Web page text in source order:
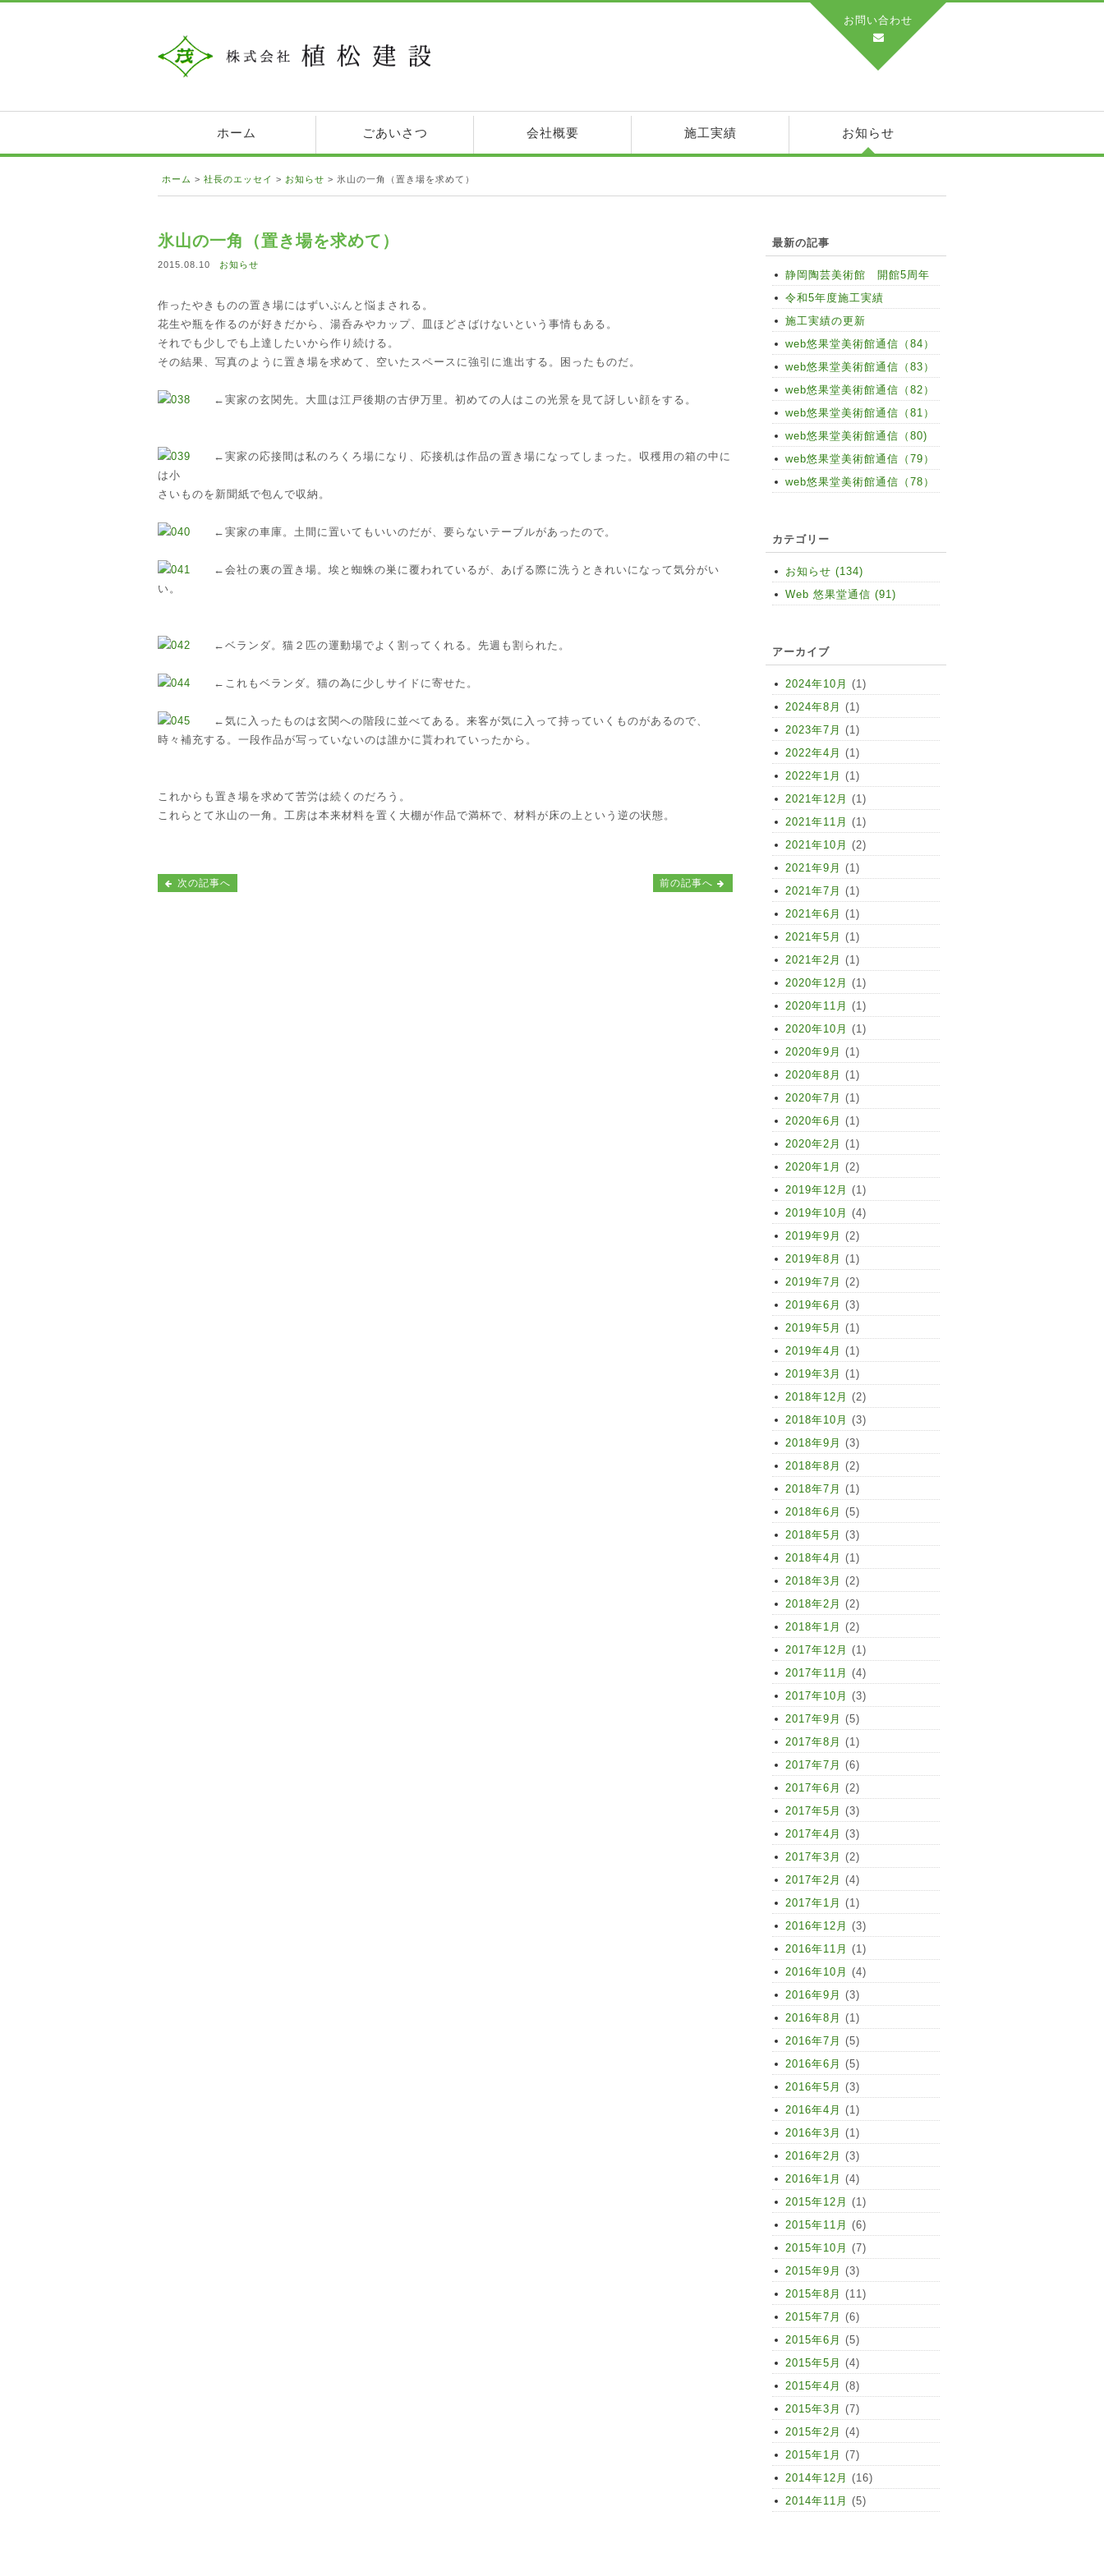
お問い合わせ
ホーム ごあいさつ 会社概要 施工実績 お知らせ
ホーム > 社長のエッセイ > お知らせ > 氷山の一角（置き場を求めて）
氷山の一角（置き場を求めて）
2015.08.10 お知らせ
作ったやきものの置き場にはずいぶんと悩まされる。
花生や瓶を作るのが好きだから、湯呑みやカップ、皿ほどさばけないという事情もある。
それでも少しでも上達したいから作り続ける。
その結果、写真のように置き場を求めて、空いたスペースに強引に進出する。困ったものだ。
←実家の玄関先。大皿は江戸後期の古伊万里。初めての人はこの光景を見て訝しい顔をする。
←実家の応接間は私のろくろ場になり、応接机は作品の置き場になってしまった。収穫用の箱の中に
は小
さいものを新聞紙で包んで収納。
←実家の車庫。土間に置いてもいいのだが、要らないテーブルがあったので。
←会社の裏の置き場。埃と蜘蛛の巣に覆われているが、あげる際に洗うときれいになって気分がい
い。
←ベランダ。猫２匹の運動場でよく割ってくれる。先週も割られた。
←これもベランダ。猫の為に少しサイドに寄せた。
←気に入ったものは玄関への階段に並べてある。来客が気に入って持っていくものがあるので、
時々補充する。一段作品が写っていないのは誰かに貰われていったから。
これからも置き場を求めて苦労は続くのだろう。
これらとて氷山の一角。工房は本来材料を置く大棚が作品で満杯で、材料が床の上という逆の状態。
前の記事へ
次の記事へ
最新の記事
静岡陶芸美術館 開館5周年
令和5年度施工実績
施工実績の更新
web悠果堂美術館通信（84）
web悠果堂美術館通信（83）
web悠果堂美術館通信（82）
web悠果堂美術館通信（81）
web悠果堂美術館通信（80)
web悠果堂美術館通信（79）
web悠果堂美術館通信（78）
カテゴリー
お知らせ (134)
Web 悠果堂通信 (91)
アーカイブ
2024年10月 (1)
2024年8月 (1)
2023年7月 (1)
2022年4月 (1)
2022年1月 (1)
2021年12月 (1)
2021年11月 (1)
2021年10月 (2)
2021年9月 (1)
2021年7月 (1)
2021年6月 (1)
2021年5月 (1)
2021年2月 (1)
2020年12月 (1)
2020年11月 (1)
2020年10月 (1)
2020年9月 (1)
2020年8月 (1)
2020年7月 (1)
2020年6月 (1)
2020年2月 (1)
2020年1月 (2)
2019年12月 (1)
2019年10月 (4)
2019年9月 (2)
2019年8月 (1)
2019年7月 (2)
2019年6月 (3)
2019年5月 (1)
2019年4月 (1)
2019年3月 (1)
2018年12月 (2)
2018年10月 (3)
2018年9月 (3)
2018年8月 (2)
2018年7月 (1)
2018年6月 (5)
2018年5月 (3)
2018年4月 (1)
2018年3月 (2)
2018年2月 (2)
2018年1月 (2)
2017年12月 (1)
2017年11月 (4)
2017年10月 (3)
2017年9月 (5)
2017年8月 (1)
2017年7月 (6)
2017年6月 (2)
2017年5月 (3)
2017年4月 (3)
2017年3月 (2)
2017年2月 (4)
2017年1月 (1)
2016年12月 (3)
2016年11月 (1)
2016年10月 (4)
2016年9月 (3)
2016年8月 (1)
2016年7月 (5)
2016年6月 (5)
2016年5月 (3)
2016年4月 (1)
2016年3月 (1)
2016年2月 (3)
2016年1月 (4)
2015年12月 (1)
2015年11月 (6)
2015年10月 (7)
2015年9月 (3)
2015年8月 (11)
2015年7月 (6)
2015年6月 (5)
2015年5月 (4)
2015年4月 (8)
2015年3月 (7)
2015年2月 (4)
2015年1月 (7)
2014年12月 (16)
2014年11月 (5)